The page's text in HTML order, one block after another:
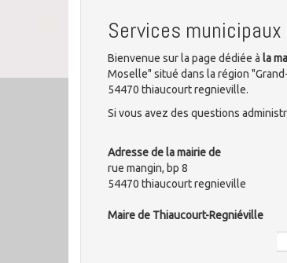
Services
Bienvenue sur la page dédiée à la
Moselle" situé dans la région
54470 thiaucourt regnieville.
Si vous avez des questions
Adresse de la mairie de
rue mangin, bp 8
54470 thiaucourt regnieville
Maire de Thiaucourt-Regniéville